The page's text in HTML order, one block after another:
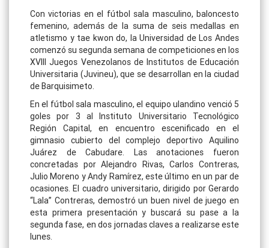
Con victorias en el fútbol sala masculino, baloncesto
femenino, además de la suma de seis medallas en
atletismo y tae kwon do, la Universidad de Los Andes
comenzó su segunda semana de competiciones en los
XVIII Juegos Venezolanos de Institutos de Educación
Universitaria (Juvineu), que se desarrollan en la ciudad
de Barquisimeto.
En el fútbol sala masculino, el equipo ulandino venció 5
goles por 3 al Instituto Universitario Tecnológico
Región Capital, en encuentro escenificado en el
gimnasio cubierto del complejo deportivo Aquilino
Juárez de Cabudare. Las anotaciones fueron
concretadas por Alejandro Rivas, Carlos Contreras,
Julio Moreno y Andy Ramírez, este último en un par de
ocasiones. El cuadro universitario, dirigido por Gerardo
“Lala” Contreras, demostró un buen nivel de juego en
esta primera presentación y buscará su pase a la
segunda fase, en dos jornadas claves a realizarse este
lunes.